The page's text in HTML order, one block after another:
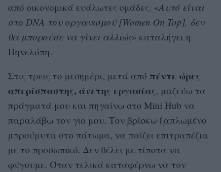
από οικονομικά ευάλωτες ομάδες. «Αυτό είναι
στο DNA του οργανισμού [Women On Top], δεν
θα μπορούσε να γίνει αλλιώς» καταλήγει η
Πηνελόπη.
Στις τρεις το μεσημέρι, μετά από πέντε ώρες
απερίσπαστης, άνετης εργασίας, μαζεύω τα
πράγματά μου και πηγαίνω στο Mini Hub να
παραλάβω τον γιο μου. Τον βρίσκω ξαπλωμένο
μπρούμυτα στο πάτωμα, να παίζει επιτραπέζια
με το προσωπικό. Δεν θέλει με τίποτα να
φύγουμε. Όταν τελικά καταφέρνω να τον